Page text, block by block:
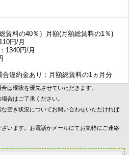
賃料の40％）月額(月額総賃料の1％)
円/月
1340円/月
合違約金あり：月額総賃料の1ヵ月分
は現状を優先させていただきます。
合はご了承ください。
空き状況についてお問い合わせいただければ
います。お電話かメールにてお気軽にご連絡